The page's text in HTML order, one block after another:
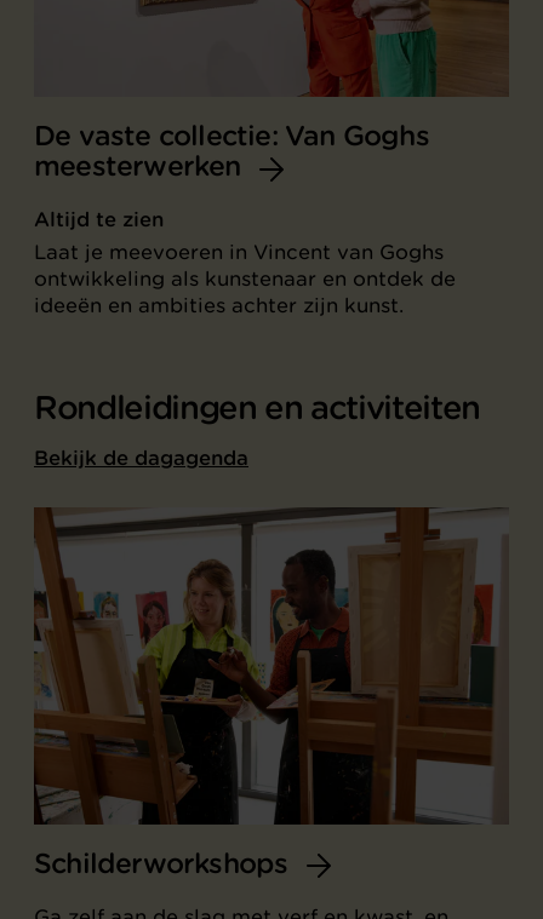
De vaste collectie: Van Goghs
meesterwerken
Altijd te zien
Laat je meevoeren in Vincent van Goghs
ontwikkeling als kunstenaar en ontdek de
ideeën en ambities achter zijn kunst.
Rondleidingen en activiteiten
Bekijk de dagagenda
Schilderworkshops